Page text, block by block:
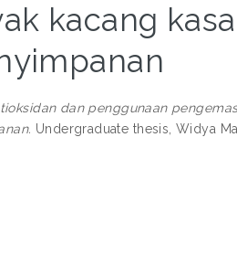
kacang
dan penggunaan
Undergraduate thesis, Widya